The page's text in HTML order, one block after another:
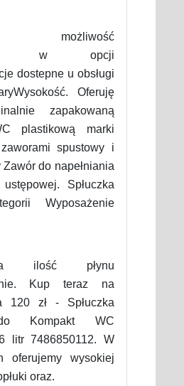
możliwość
w opcji
dostepne u obsługi
Oferuję
zapakowaną
plastikową marki
spustowy i
Zawór do napełniania
Spłuczka
Wyposażenie
ilość płynu
Kup teraz na
120 zł - Spłuczka
Kompakt WC
litr 7486850112. W
oferujemy wysokiej
oraz.